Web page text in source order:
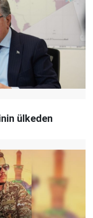
ülkeden